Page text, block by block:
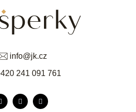
info@jk.cz
241 091 761